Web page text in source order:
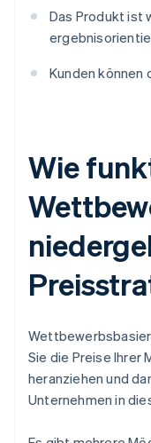
Das Produkt ist
Kunden können
Wie
Sie die Preise Ihrer
heranziehen und
Unternehmen in